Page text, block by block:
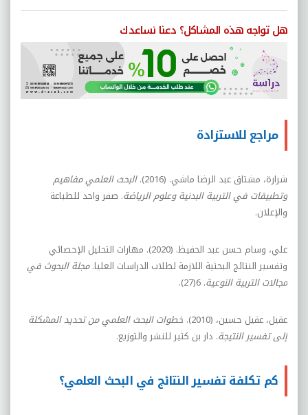
هل تواجه هذه المشاكل؟ دعنا نساعدك
مراجع للاستزادة
شرارة، مشتاق عبد الرضا ماشي. (2016).
البحث العلمي مفاهيم
وتطبيقات في التربية البدنية وعلوم الرياضة. صفر واحد للطباعة
والإعلان.
علي، وسام حسن عبد الحفيظ. (2020). مهارات التحليل الإحصائي
وتفسير النتائج البحثية اللازمة لطلاب الدراسات العليا.مجلة البحوث في
مجالات التربية النوعية. 6(27).
عقيل، عقيل حسين، (2010).
خطوات البحث العلمي من تحديد المشكلة
إلى تفسير النتيجة. دار بن كثير للنشر والتوزيع.
كم تكلفة تفسير النتائج في البحث العلمي؟